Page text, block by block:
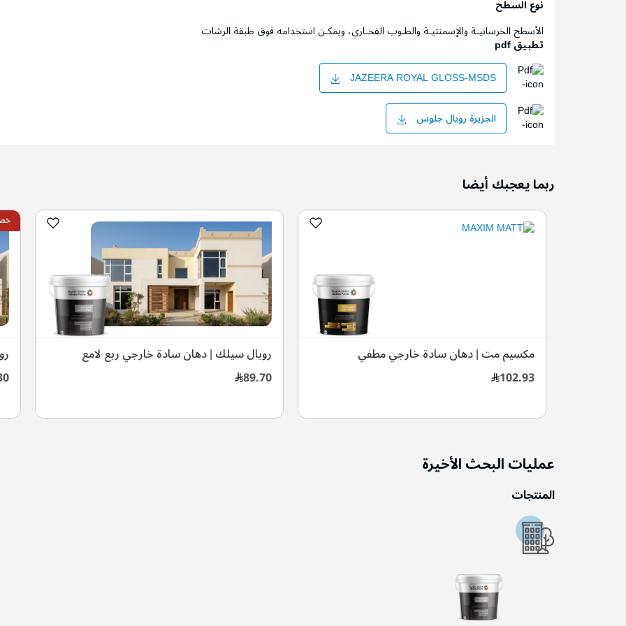
نوع السطح
الأسطح الخرسانيـة والإسمنتيـة والطـوب الفخـاري، ويمكـن استخدامه فوق طبقة الرشات
تطبيق pdf
JAZEERA ROYAL GLOSS-MSDS
الجزيرة رويال جلوس
ربما يعجبك أيضا
مكسيم مت | دهان سادة خارجي مطفي
102.93
رويال سيلك | دهان سادة خارجي ربع لامع
89.70
عمليات البحث الأخيرة
المنتجات